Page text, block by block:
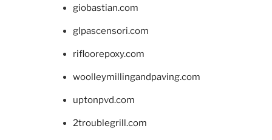
giobastian.com
glpascensori.com
rifloorepoxy.com
woolleymillingandpaving.com
uptonpvd.com
2troublegrill.com